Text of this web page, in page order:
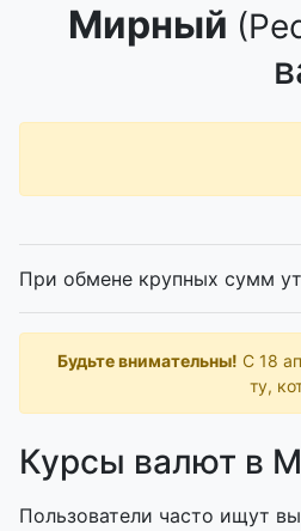
Мирный
При обмене крупных сумм
Будьте внимательны! С 18
ту,
Курсы валют в
Пользователи часто ищут